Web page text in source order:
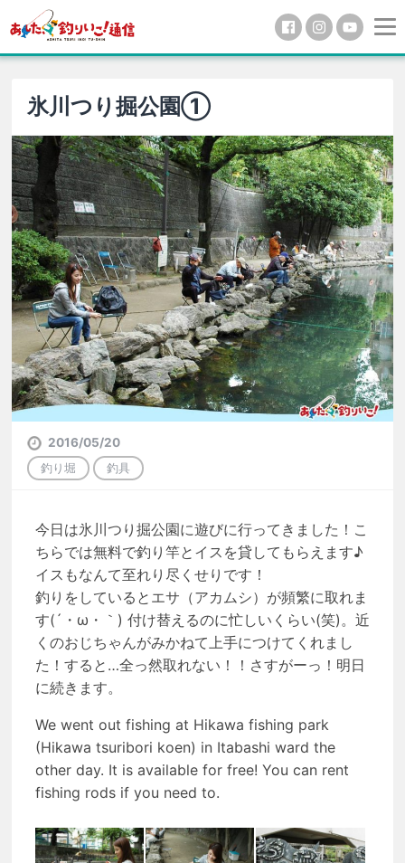
氷川つり掘公園①
2016/05/20
釣り堀
釣具
今日は氷川つり掘公園に遊びに行ってきました！こ
ちらでは無料で釣り竿とイスを貸してもらえます♪
イスもなんて至れり尽くせりです！
釣りをしているとエサ（アカムシ）が頻繁に取れま
す(´・ω・｀) 付け替えるのに忙しいくらい(笑)。近
くのおじちゃんがみかねて上手につけてくれまし
た！すると…全っ然取れない！！さすがーっ！明日
に続きます。
We went out fishing at Hikawa fishing park
(Hikawa tsuribori koen) in Itabashi ward the
other day. It is available for free! You can rent
fishing rods if you need to.